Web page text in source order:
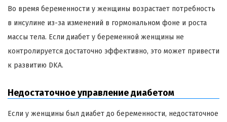
Во время беременности у женщины возрастает потребность
в инсулине из-за изменений в гормональном фоне и роста
массы тела. Если диабет у беременной женщины не
контролируется достаточно эффективно, это может привести
к развитию DKA.
Недостаточное управление диабетом
Если у женщины был диабет до беременности, недостаточное